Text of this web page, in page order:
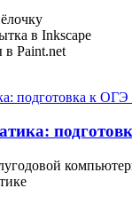
в Inkscape
Paint.net